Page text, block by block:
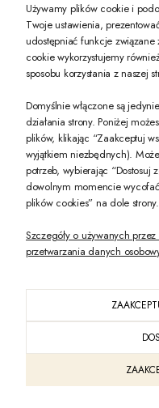
PREZENT DLA
-10% na pierwsze zakupy na
Twoje dane będą przetwarzane
POKAŻ
Sklep
PL
Używamy plików cookie i
Twoje ustawienia,
udostępniać funkcje
cookie wykorzystujemy
sposobu korzystania z naszej
Domyślnie włączone są
działania strony. Poniżej
plików, klikając “Zaakceptuj
wyjątkiem niezbędnych).
potrzeb, wybierając
dowolnym momencie
plików cookies” na dole strony.
Szczegóły o używanych
przetwarzania danych